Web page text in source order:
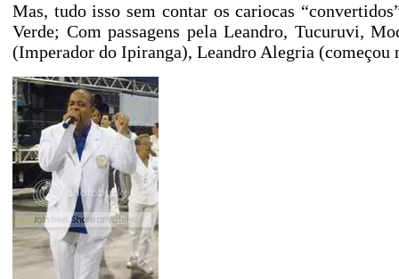
Mas, tudo isso sem contar os cariocas
Verde; Com passagens pela Leandro, Tucuruvi,
(Imperador do Ipiranga), Leandro Alegria (começou